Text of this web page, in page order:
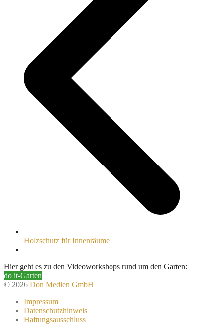
Holzschutz für Innenräume
Hier geht es zu den Videoworkshops rund um den Garten:
do it-Garten
© 2026 Don Medien GmbH
Impressum
Datenschutzhinweis
Haftungsausschluss